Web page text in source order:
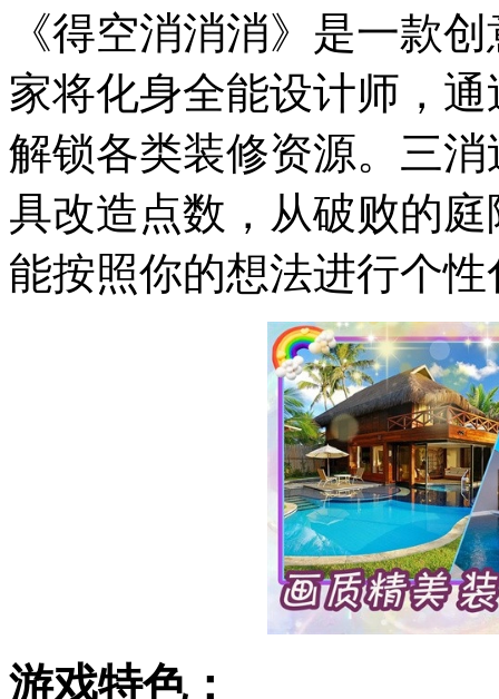
《得空消消消》是一款
家将化身全能设计师，
解锁各类装修资源。三
具改造点数，从破败的
能按照你的想法进行个
游戏特色：